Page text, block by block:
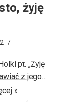
żyję
pt. „Żyję
z jego…
»